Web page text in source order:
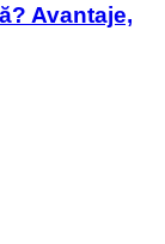
Avantaje,